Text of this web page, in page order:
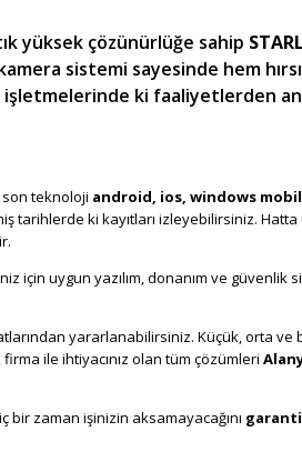
yüksek çözünürlüğe sahip
sistemi sayesinde hem
ki faaliyetlerden
son teknoloji android, ios, windows
tarihlerde ki kayıtları izleyebilirsiniz.
için uygun yazılım, donanım ve güvenlik
yararlanabilirsiniz. Küçük, orta
ile ihtiyacınız olan tüm çözümleri
bir zaman işinizin aksamayacağını garanti